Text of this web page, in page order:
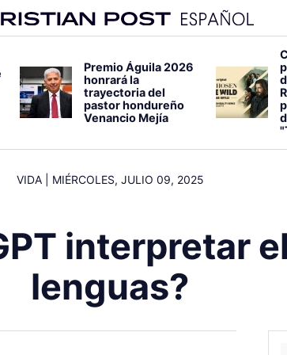
Premio Águila 2026
honrará la
trayectoria del
pastor hondureño
Venancio Mejía
VIDA| MIÉRCOLES, JULIO 09, 2025
interpretar
lenguas?